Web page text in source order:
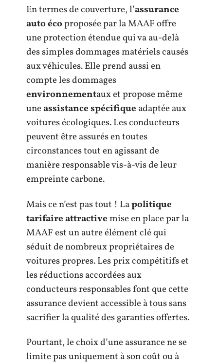
En termes de couverture, l’assurance
auto écoproposée par la MAAF offre
une protection étendue qui va au-delà
des simples dommages matériels causés
aux véhicules. Elle prend aussi en
compte les dommages
environnementaux et propose même
uneassistance spécifique adaptée aux
voitures écologiques. Les conducteurs
peuvent être assurés en toutes
circonstances tout en agissant de
manière responsable vis-à-vis de leur
empreinte carbone.
Mais ce n’est pas tout ! Lapolitique
tarifaire attractivemise en place par la
MAAF est un autre élément clé qui
séduit de nombreux propriétaires de
voitures propres. Les prix compétitifs et
les réductions accordées aux
conducteurs responsables font que cette
assurance devient accessible à tous sans
sacrifier la qualité des garanties offertes.
Pourtant, le choix d’une assurance ne se
limite pas uniquement à son coût ou à